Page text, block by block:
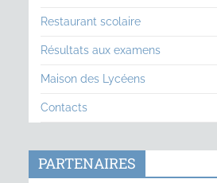
Restaurant scolaire
Résultats aux examens
Maison des Lycéens
Contacts
PARTENAIRES